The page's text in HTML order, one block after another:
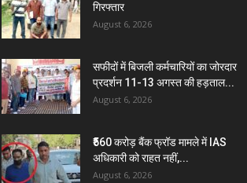
गिरफ्तार
August 6, 2026
सफीदों में बिजली कर्मचारियों का जोरदार
प्रदर्शन 11-13 अगस्त की हड़ताल...
August 6, 2026
₹560 करोड़ बैंक फ्रॉड मामले में IAS
अधिकारी को राहत नहीं,...
August 6, 2026